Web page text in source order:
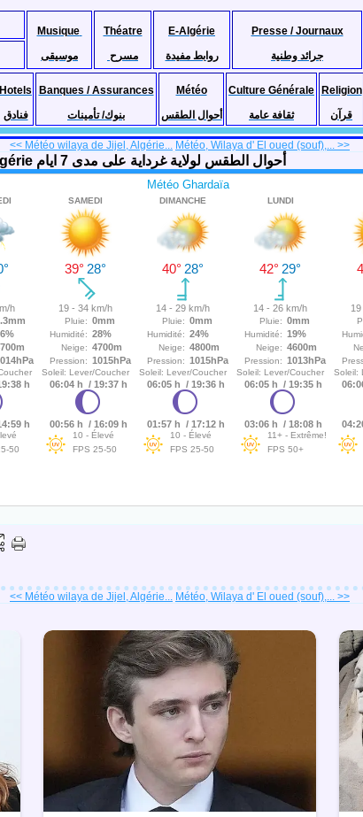
Musique
موسيقى
Théatre
مسرح
E-Algérie
روابط مفيدة
Presse / Journaux
جرائد وطنية
Hotels
فنادق
Banques / Assurances
بنوك/ تأمينات
Météo
أحوال الطقس
Culture Générale
ثقافة عامة
Religion
قرآن
<< Météo wilaya de Jijel, Algérie... Météo, Wilaya d' El oued (souf),... >>
Météo complète / semaine, Ghardaia, Algérie أحوال الطقس لولاية غرداية على مدى 7 ايام
<< Météo wilaya de Jijel, Algérie... Météo, Wilaya d' El oued (souf),... >>